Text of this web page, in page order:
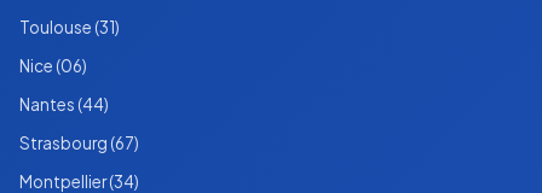
Toulouse (31)
Nice (06)
Nantes (44)
Strasbourg (67)
Montpellier (34)